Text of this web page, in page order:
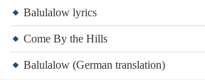
Balulalow lyrics
Come By the Hills
Balulalow (German translation)